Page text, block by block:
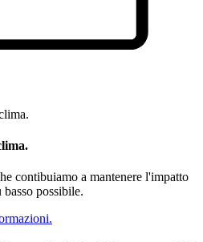
contibuiamo a mantenere l'impatto
possibile.